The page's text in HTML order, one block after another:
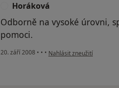
Horáková
Odborně na vysoké úrovni,
pomoci.
20. září 2008 • • • podle názoru uživatele
Nahlásit zneužití